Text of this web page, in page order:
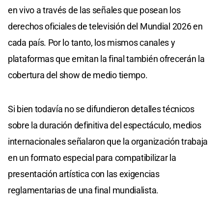
en vivo a través de las señales que posean los
derechos oficiales de televisión del Mundial 2026 en
cada país. Por lo tanto, los mismos canales y
plataformas que emitan la final también ofrecerán la
cobertura del show de medio tiempo.
Si bien todavía no se difundieron detalles técnicos
sobre la duración definitiva del espectáculo, medios
internacionales señalaron que la organización trabaja
en un formato especial para compatibilizar la
presentación artística con las exigencias
reglamentarias de una final mundialista.